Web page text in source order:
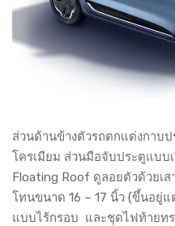
ส่วนด้านข้างตัวรถตกแต่งกาบ
โครเมียม ส่วนมือจับประตูแบบ
Floating Roof ดูลอยตัวด้วยเ
โทนขนาด 16 – 17 นิ้ว (ขึ้นอยู่
แบบไร้กรอบ และชุดไฟท้ายท